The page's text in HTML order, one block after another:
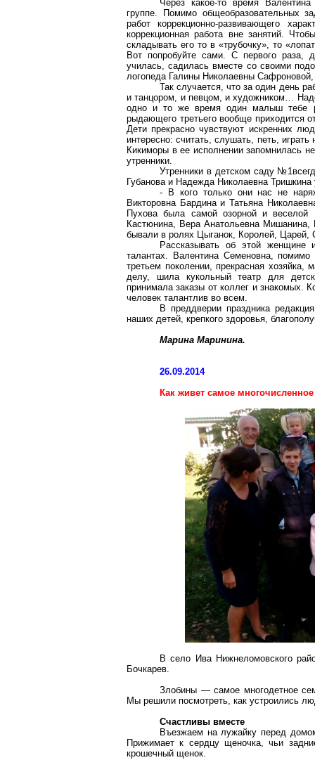
Через какое-то время
группе. Помимо общеобразовательных
работ коррекционно-развивающего
коррекционная работа вне занятий.
складывать его то в «трубочку», то
Вот попробуйте сами. С первого раза,
училась, садилась вместе со своими
логопеда Галины Николаевны Сафроновой,
Так случается, что за один день
и танцором, и певцом, и художником…
одно и то же время один малыш тебе
рыдающего третьего вообще приходится
Дети прекрасно чувствуют искренних
интересно: считать, слушать, петь,
Кикиморы в ее исполнении запомнилась
утренники.
Утренники в детском саду
Губанова и Надежда Николаевна
- В кого только они нас не
Викторовна Бардина и Татьяна
Пухова была самой озорной и веселой
Кастюнина, Вера Анатольевна Мишанина,
бывали в ролях Цыганок, Королей, Царей,
Рассказывать об этой
талантах. Валентина Семеновна,
третьем поколении, прекрасная
делу, шила кукольный театр для
принимала заказы от коллег и знакомых.
человек талантлив во всем.
В преддверии праздника
наших детей, крепкого здоровья,
Марина Маринина.
26.09.2014
Как живет самое
В село Ива Нижнеломовского
Бочкарев.
Злобины — самое многодетное
Мы решили посмотреть, как устроились
Счастливы вместе
Въезжаем на лужайку перед
Прижимает к сердцу щеночка, чьи
крошечный щенок.